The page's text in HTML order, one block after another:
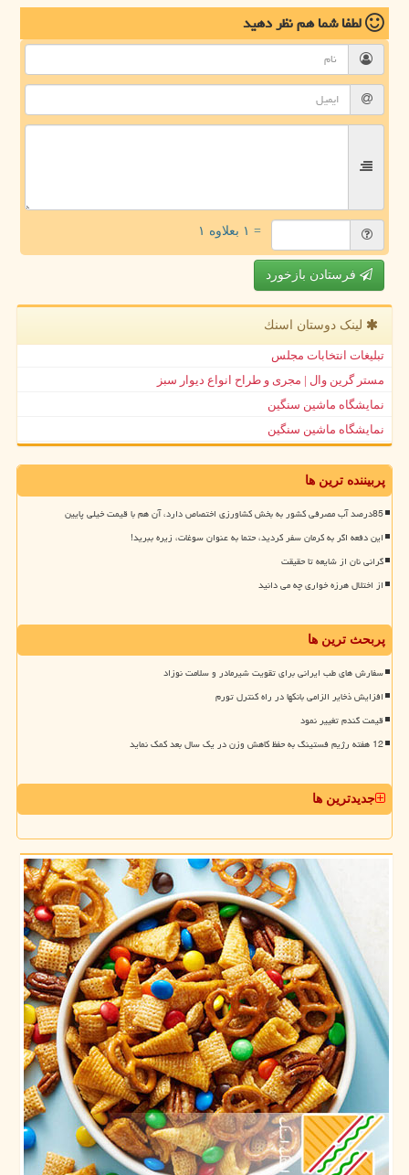
لطفا شما همنظر دهید
= ۱ بعلاوه ۱
فرستادن بازخورد
لینک دوستان اسنك
تبلیغات انتخابات مجلس
مستر گرین وال | مجری و طراح انواع دیوار سبز
نمایشگاه ماشین سنگین
نمایشگاه ماشین سنگین
پربیننده ترین ها
85درصد آب مصرفی کشور به بخش کشاورزی اختصاص دارد، آن هم با قیمت خیلی پایین
این دفعه اگر به کرمان سفر کردید، حتما به عنوان سوغات، زیره ببرید!
گرانی نان از شایعه تا حقیقت
از اختلال هرزه خواری چه می دانید
پربحث ترین ها
سفارش های طب ایرانی برای تقویت شیرمادر و سلامت نوزاد
افزایش ذخایر الزامی بانکها در راه کنترل تورم
قیمت گندم تغییر نمود
12 هفته رژیم فستینگ به حفظ کاهش وزن در یک سال بعد کمک نماید
جدیدترین ها